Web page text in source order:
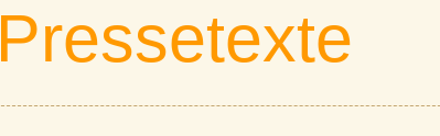
Pressetexte